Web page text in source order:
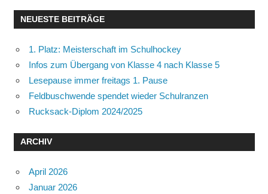
NEUESTE BEITRÄGE
1. Platz: Meisterschaft im Schulhockey
Infos zum Übergang von Klasse 4 nach Klasse 5
Lesepause immer freitags 1. Pause
Feldbuschwende spendet wieder Schulranzen
Rucksack-Diplom 2024/2025
ARCHIV
April 2026
Januar 2026